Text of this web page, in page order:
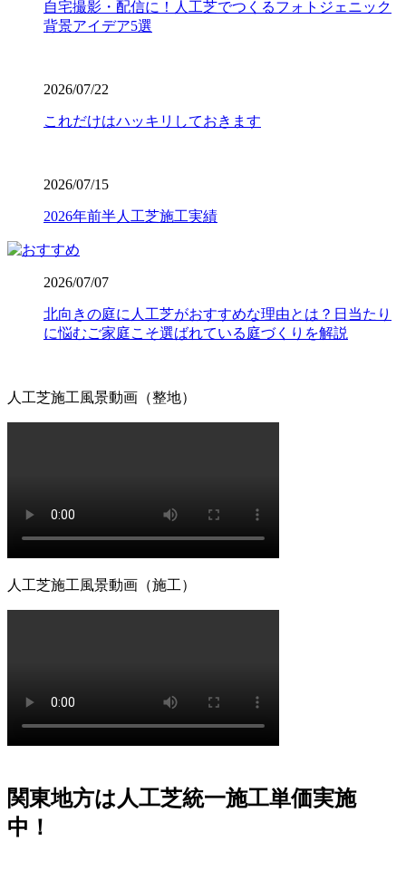
で、幅広い対応が可能です。まずは無料見積もりで、プロ
仕様の品質をご検討ください。
業者の選定で最も重要なのは、実は製品以上に「施工技
術」です。どんなに高級な人工芝を使っても、下地の処理
が甘かったり継ぎ目の接合が未熟だったりすると、数年で
フが責任を持って基礎から敷き込みまで一貫して行いま
す。細部までピシっと揃った、見ていて気持ちが良いほど
のフラットな仕上がりは、多くのお客様から高い評価をい
ただいております。プロの職人魂が宿る仕上がりをご提案
から始まります。
2026.7.16
す。その点、ワイズヴェルデの製品は15年の耐用を実証済
みです。長期間の使用に耐えうる高品質な素材選びこそ
いお庭づくりを、専門家の視点から支えます。
「人工芝を導入したいけれど、初期費用が気になる」とい
とが可能です。関東圏内での施工実績はトップクラスを誇
2026.7.1
お庭でのバーベキューは家族や友人との格別なひとときで
自宅撮影・配信に！人工芝でつくるフォトジェニック
背景アイデア5選
2026/07/22
これだけはハッキリしておきます
2026/07/15
2026年前半人工芝施工実績
2026/07/07
北向きの庭に人工芝がおすすめな理由とは？日当たり
に悩むご家庭こそ選ばれている庭づくりを解説
人工芝施工風景動画（整地）
人工芝施工風景動画（施工）
関東地方は人工芝統一施工単価実施
中！